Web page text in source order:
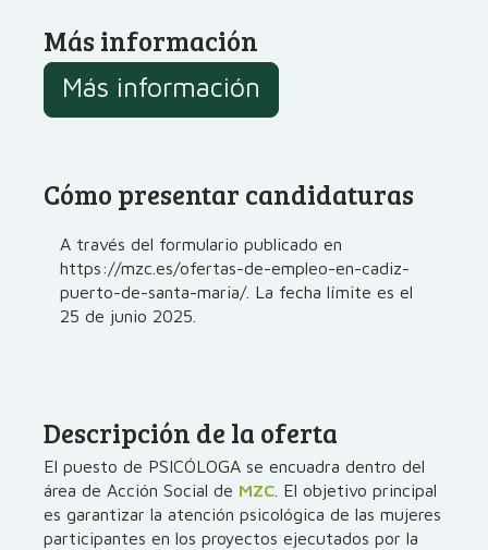
Más información
Más información
Cómo presentar candidaturas
A través del formulario publicado en
https://mzc.es/ofertas-de-empleo-en-cadiz-
puerto-de-santa-maria/. La fecha límite es el
25 de junio 2025.
Descripción de la oferta
El puesto de PSICÓLOGA se encuadra dentro del
área de Acción Social de MZC . El objetivo principal
es garantizar la atención psicológica de las mujeres
participantes en los proyectos ejecutados por la